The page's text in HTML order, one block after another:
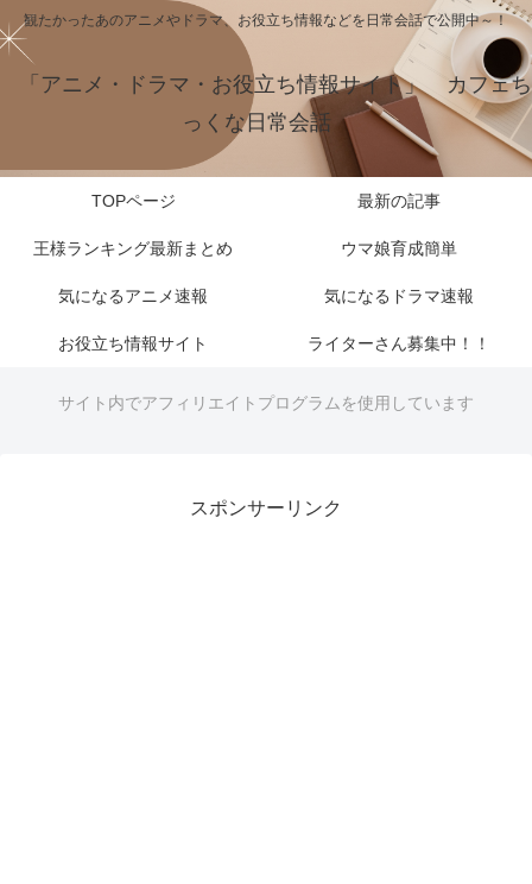
観たかったあのアニメやドラマ、お役立ち情報などを日常会話で公開中～！
「アニメ・ドラマ・お役立ち情報サイト」 カフェち
っくな日常会話
TOPページ 最新の記事
王様ランキング最新まとめ ウマ娘育成簡単
気になるアニメ速報 気になるドラマ速報
お役立ち情報サイト ライターさん募集中！！
サイト内でアフィリエイトプログラムを使用しています
スポンサーリンク